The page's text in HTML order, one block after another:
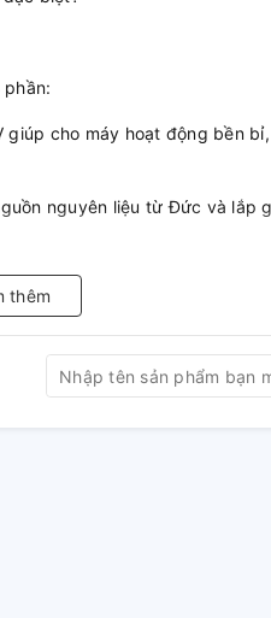
giúp cho máy hoạt động bền
nguyên liệu từ Đức và lắp
thêm